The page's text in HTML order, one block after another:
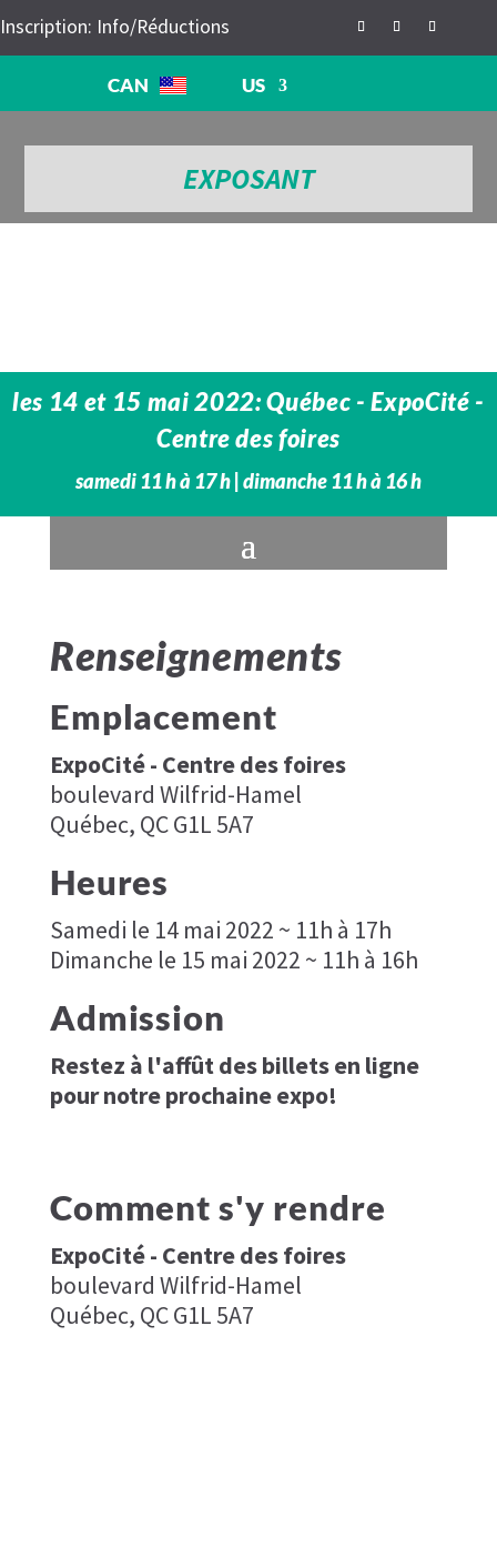
Inscription: Info/Réductions
CAN US
EXPOSANT
les 14 et 15 mai 2022: Québec - ExpoCité -
Centre des foires
samedi 11 h à 17 h | dimanche 11 h à 16 h
Renseignements
Emplacement
ExpoCité - Centre des foires
boulevard Wilfrid-Hamel
Québec, QC G1L 5A7
Heures
Samedi le 14 mai 2022 ~ 11h à 17h
Dimanche le 15 mai 2022 ~ 11h à 16h
Admission
Restez à l'affût des billets en ligne
pour notre prochaine expo!
Comment s'y rendre
ExpoCité - Centre des foires
boulevard Wilfrid-Hamel
Québec, QC G1L 5A7